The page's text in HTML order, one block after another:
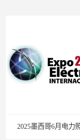
2025墨西哥6月电力照